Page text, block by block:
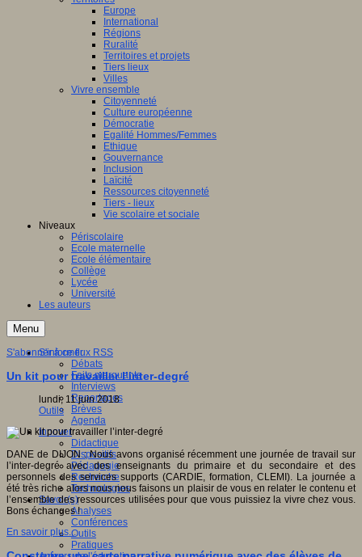
Europe
International
Régions
Ruralité
Territoires et projets
Tiers lieux
Villes
Vivre ensemble
Citoyenneté
Culture européenne
Démocratie
Egalité Hommes/Femmes
Ethique
Gouvernance
Inclusion
Laïcité
Ressources citoyenneté
Tiers - lieux
Vie scolaire et sociale
Niveaux
Périscolaire
Ecole maternelle
Ecole élémentaire
Collège
Lycée
Université
Les auteurs
Menu
S'informer
Débats
Faits marquants
Interviews
Reportages
Brèves
Agenda
Innover
Didactique
Dispositifs
Pédagogie
Recherche
Technologies
Savoir(s)
Analyses
Conférences
Outils
Pratiques
S'abonner à ce flux RSS
Un kit pour travailler l’inter-degré
lundi, 11 juin 2018
Outils
DANE de DIJON : Nous avons organisé récemment une journée de travail sur
l’inter-degré avec des enseignants du primaire et du secondaire et des
personnels des services supports (CARDIE, formation, CLEMI). La journée a
été très riche alors nous nous faisons un plaisir de vous en relater le contenu et
l’ensemble des ressources utilisées pour que vous puissiez la vivre chez vous.
Bons échanges !
En savoir plus...